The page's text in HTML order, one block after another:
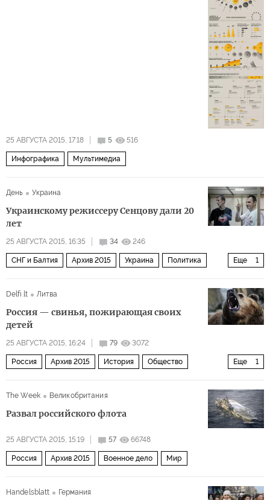
25 АВГУСТА 2015, 17:18 5 516
Инфографика Мультимедиа
День Украина
Украинскому режиссеру Сенцову дали 20
лет
25 АВГУСТА 2015, 16:35 34 246
Еще 1
СНГ и Балтия Архив 2015 Украина Политика
Delfi.lt
Литва
Россия — свинья, пожирающая своих
детей
25 АВГУСТА 2015, 16:24 79 3072
Еще 1
Россия Архив 2015 История Общество
The Week
Великобритания
Развал российского флота
25 АВГУСТА 2015, 15:19 57 66748
Россия Архив 2015 Военное дело Мир
Handelsblatt Германия